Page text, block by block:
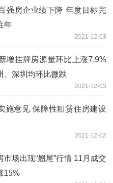
强房企业绩下降 年度目标完
年
2021-12-03
增挂牌房源量环比上涨7.9%
、深圳均环比微跌
2021-12-03
施意见 保障性租赁住房建设
2021-12-02
市场出现“翘尾”行情 11月成交
15%